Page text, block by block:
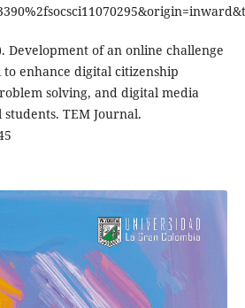
Development of an online challenge
enhance digital citizenship
solving, and digital media
TEM Journal.